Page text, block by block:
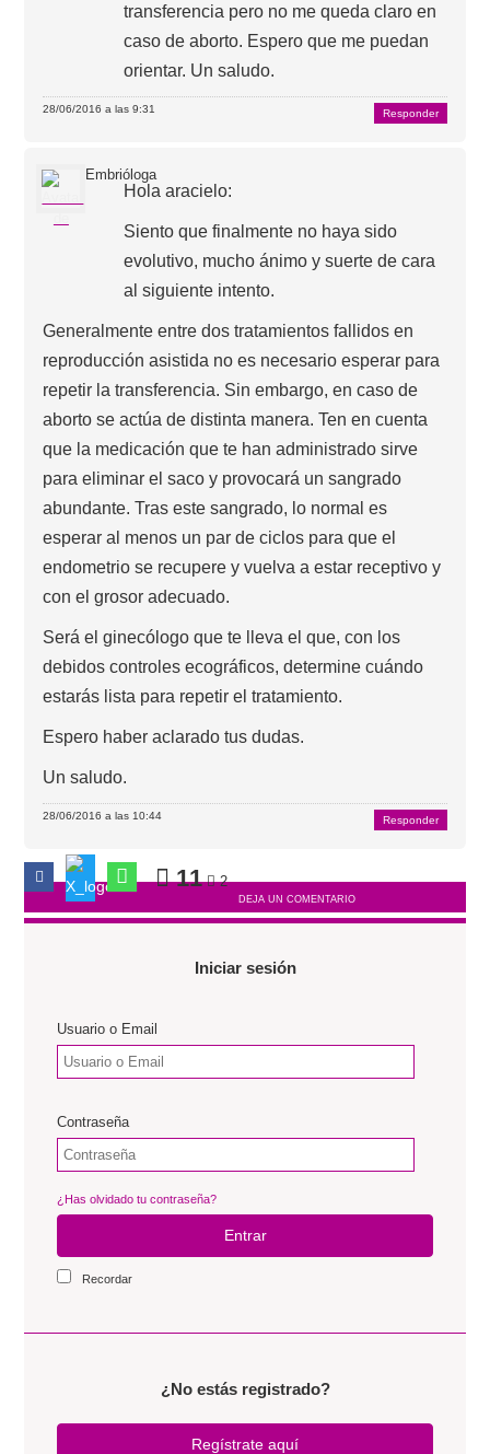
transferencia pero no me queda claro en
caso de aborto. Espero que me puedan
orientar. Un saludo.
28/06/2016 a las 9:31 Responder
Embrióloga
Hola aracielo:
Siento que finalmente no haya sido
evolutivo, mucho ánimo y suerte de cara
al siguiente intento.
Generalmente entre dos tratamientos fallidos en
reproducción asistida no es necesario esperar para
repetir la transferencia. Sin embargo, en caso de
aborto se actúa de distinta manera. Ten en cuenta
que la medicación que te han administrado sirve
para eliminar el saco y provocará un sangrado
abundante. Tras este sangrado, lo normal es
esperar al menos un par de ciclos para que el
endometrio se recupere y vuelva a estar receptivo y
con el grosor adecuado.
Será el ginecólogo que te lleva el que, con los
debidos controles ecográficos, determine cuándo
estarás lista para repetir el tratamiento.
Espero haber aclarado tus dudas.
Un saludo.
28/06/2016 a las 10:44 Responder
11 2
DEJA UN COMENTARIO
Iniciar sesión
Usuario o Email
Contraseña
¿Has olvidado tu contraseña?
Entrar
Recordar
¿No estás registrado?
Regístrate aquí